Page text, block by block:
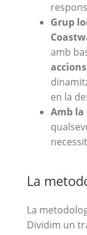
Grup
amb
en la
Amb
La
La
Dividim un